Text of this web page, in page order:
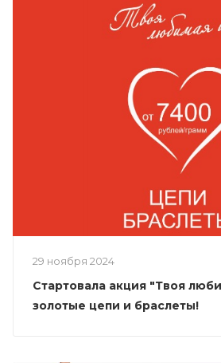
29 ноября 2024
Стартовала акция "Твоя
золотые цепи и браслеты!